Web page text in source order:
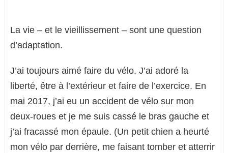
La vie – et le vieillissement – ​​sont une question
d’adaptation.
J’ai toujours aimé faire du vélo. J’ai adoré la
liberté, être à l’extérieur et faire de l’exercice. En
mai 2017, j’ai eu un accident de vélo sur mon
deux-roues et je me suis cassé le bras gauche et
j’ai fracassé mon épaule. (Un petit chien a heurté
mon vélo par derrière, me faisant tomber et atterrir